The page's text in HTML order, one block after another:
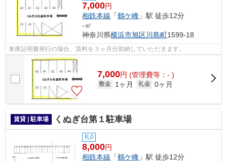
7,000円
相鉄本線 「鶴ケ峰 」駅 徒歩12分
-㎡
神奈川県横浜市旭区川島町1599-18
車庫証明書発行の場合、賃料を３ヶ月分前納していただきます。
7,000円 (管理費等：- )
敷金 1ヶ月 礼金 0ヶ月
賃貸 | 駐車場 くぬぎ台第１駐車場
礼0
8,000円
相鉄本線 「鶴ケ峰 」駅 徒歩12分